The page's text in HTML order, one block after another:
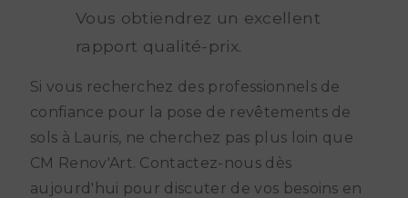
Vous obtiendrez un excellent
rapport qualité-prix.
Si vous recherchez des professionnels de
confiance pour la pose de revêtements de
sols à Lauris, ne cherchez pas plus loin que
CM Renov'Art. Contactez-nous dès
aujourd'hui pour discuter de vos besoins en